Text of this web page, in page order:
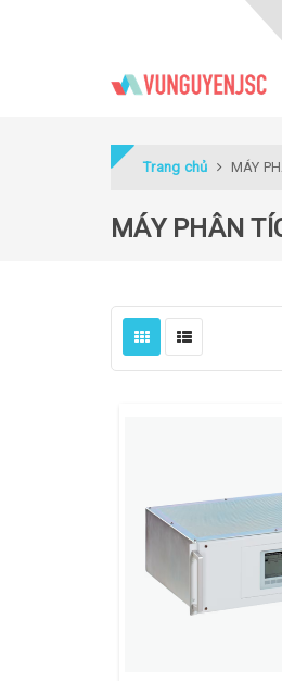
Trang chủ MÁY
MÁY PHÂN